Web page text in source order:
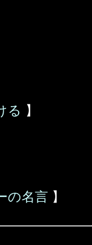
る 】
の名言 】